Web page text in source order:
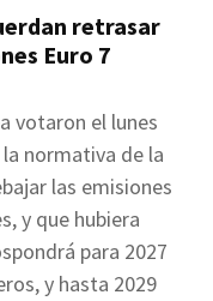
retrasar
Euro 7
votaron el lunes
normativa de la
las emisiones
y que hubiera
para 2027
y hasta 2029